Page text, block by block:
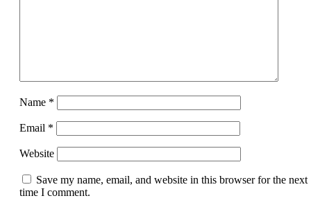
Name *
Email *
Website
Save my name, email, and website in this browser for the next
time I comment.